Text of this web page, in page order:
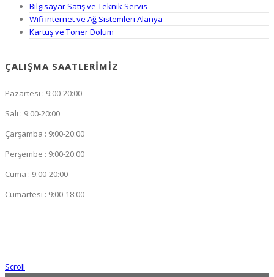
Bilgisayar Satış ve Teknik Servis
Wifi internet ve Ağ Sistemleri Alanya
Kartuş ve Toner Dolum
ÇALIŞMA SAATLERIMIZ
Pazartesi : 9:00-20:00
Salı : 9:00-20:00
Çarşamba : 9:00-20:00
Perşembe : 9:00-20:00
Cuma : 9:00-20:00
Cumartesi : 9:00-18:00
Scroll